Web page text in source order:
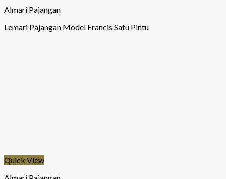
Almari Pajangan
Lemari Pajangan Model Francis Satu Pintu
Quick View